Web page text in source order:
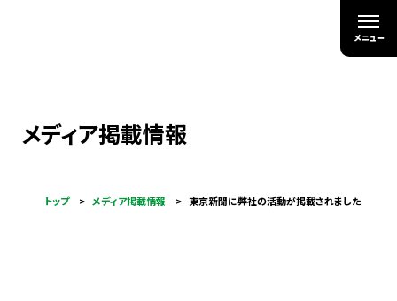
メディア掲載情報
トップ メディア掲載情報 東京新聞に弊社の活動が掲載されました